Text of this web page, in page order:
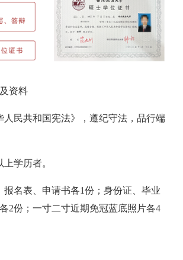
资料
人民共和国宪法》，遵纪守法，品行端
学历者。
报名表、申请书各1份；身份证、毕业
2份；一寸二寸近期免冠蓝底照片各4